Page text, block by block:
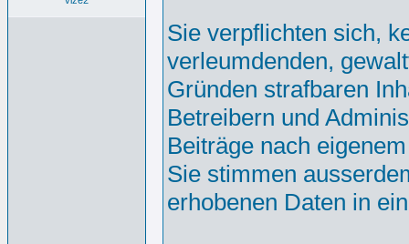
Sie verpflichten sich,
verleumdenden,
Gründen strafbaren
Betreibern und
Beiträge nach
Sie stimmen
erhobenen Daten in